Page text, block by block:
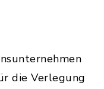
die Verlegung